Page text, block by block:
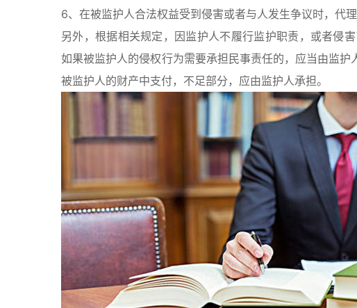
6、在被监护人合法权益受到侵害或者与人发生争议时，代理
另外，根据相关规定，因监护人不履行监护职责，或者侵
如果被监护人的侵权行为需要承担民事责任的，应当由监
被监护人的财产中支付，不足部分，应由监护人承担。